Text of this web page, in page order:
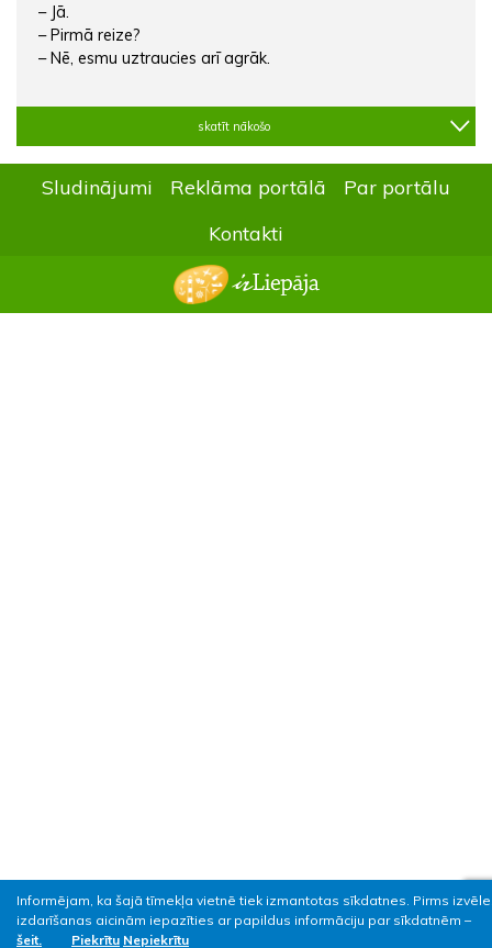
Informējam, ka šajā tīmekļa vietnē tiek izmantotas sīkdatnes. Pirms
izdarīšanas aicinām iepazīties ar papildus informāciju par sīkdatnēm –
šeit.
Piekrītu Nepiekrītu
– Jā.
– Pirmā reize?
– Nē, esmu uztraucies arī agrāk.
skatīt nākošo
Sludinājumi Reklāma portālā
Par portālu
Kontakti